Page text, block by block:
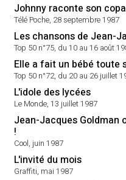
Johnny raconte son
Télé Poche, 28 septembre 1987
Les chansons de Jean-
Top 50 n°75, du 10 au 16 août
Elle a fait un bébé toute
Top 50 n°72, du 20 au 26 juillet
L'idole des lycées
Le Monde, 13 juillet 1987
Jean-Jacques Goldman
!
Cool, juin 1987
L'invité du mois
Graffiti, mai 1987